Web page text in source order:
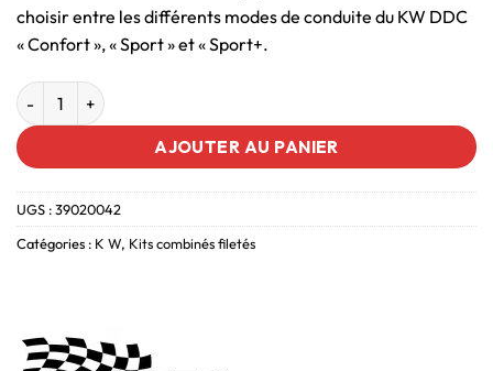
choisir entre les différents modes de conduite du KW DDC
« Confort », « Sport » et « Sport+.
AJOUTER AU PANIER
UGS :39020042
Catégories : K W, Kits combinés filetés